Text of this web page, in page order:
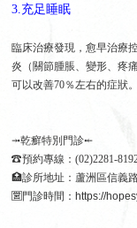
3.充足睡眠
臨床治療發現，愈早治療
炎（關節腫脹、變形、疼
可以改善70％左右的症狀。
⤞乾癬特別門診⤝
☎預約專線：(02)2281-
🏥診所地址：蘆洲區信義
🈺門診時間：https://